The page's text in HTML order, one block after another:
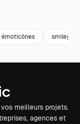
émoticônes smileys
meilleurs projets.
agences et